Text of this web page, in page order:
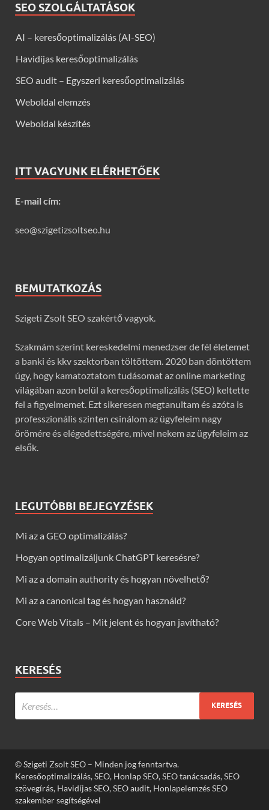
SEO SZOLGÁLTATÁSOK
AI – keresőoptimalizálás (AI-SEO)
Havidíjas keresőoptimalizálás
SEO audit – Egyszeri keresőoptimalizálás
Weboldal elemzés
Weboldal készítés
ITT VAGYUNK ELÉRHETŐEK
E-mail cím:
seo@szigetizsoltseo.hu
BEMUTATKOZÁS
Szigeti Zsolt SEO szakértő vagyok.
Szakmám szerint kereskedelmi menedzser de fél életemet
a banki és kkv szektorban töltöttem. 2020 ban döntöttem
úgy, hogy kamatoztatom tudásomat az online marketing
világában azon belül a keresőoptimalizálás (SEO) keltette
fel a figyelmemet. Ezt sikeresen megtanultam és azóta is
professzionális szinten csinálom az ügyfeleim nagy
örömére és elégedettségére, mivel nekem az ügyfeleim az
elsők.
LEGUTÓBBI BEJEGYZÉSEK
Mi az a GEO optimalizálás?
Hogyan optimalizáljunk ChatGPT keresésre?
Mi az a domain authority és hogyan növelhető?
Mi az a canonical tag és hogyan használd?
Core Web Vitals – Mit jelent és hogyan javítható?
KERESÉS
© Szigeti Zsolt SEO – Minden jog fenntartva.
Keresőoptimalizálás, SEO, Honlap SEO, SEO tanácsadás, SEO
szövegírás, Havidíjas SEO, SEO audit, Honlapelemzés SEO
szakember segítségével